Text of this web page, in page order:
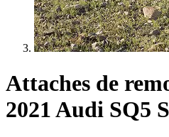
Attaches de
2021 Audi SQ5